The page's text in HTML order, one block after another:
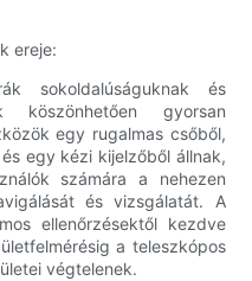
ereje:
sokoldalúságuknak és
köszönhetően gyorsan
egy rugalmas csőből,
egy kézi kijelzőből állnak,
számára a nehezen
és vizsgálatát. A
ellenőrzésektől kezdve
a teleszkópos
végtelenek.